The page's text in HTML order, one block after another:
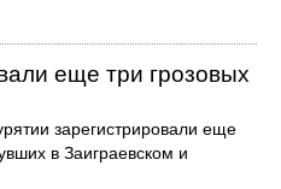
еще три грозовых
зарегистрировали еще
в Заиграевском и